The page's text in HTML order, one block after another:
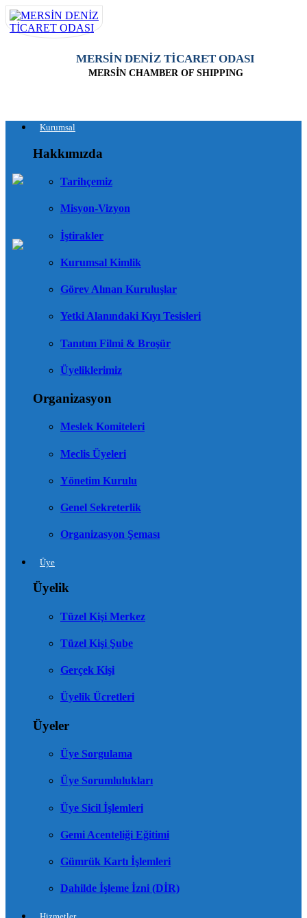
MERSİN DENİZ TİCARET ODASI
MERSİN CHAMBER OF SHIPPING
Kurumsal
Hakkımızda
Tarihçemiz
Misyon-Vizyon
İştirakler
Kurumsal Kimlik
Görev Alınan Kuruluşlar
Yetki Alanındaki Kıyı Tesisleri
Tanıtım Filmi & Broşür
Üyeliklerimiz
Organizasyon
Meslek Komiteleri
Meclis Üyeleri
Yönetim Kurulu
Genel Sekreterlik
Organizasyon Şeması
Üye
Üyelik
Tüzel Kişi Merkez
Tüzel Kişi Şube
Gerçek Kişi
Üyelik Ücretleri
Üyeler
Üye Sorgulama
Üye Sorumlulukları
Üye Sicil İşlemleri
Gemi Acenteliği Eğitimi
Gümrük Kartı İşlemleri
Dahilde İşleme İzni (DİR)